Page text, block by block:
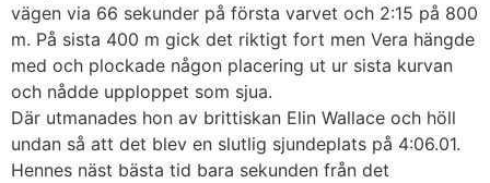
vägen via 66 sekunder på första varvet och 2:15 på 800
m. På sista 400 m gick det riktigt fort men Vera hängde
med och plockade någon placering ut ur sista kurvan
och nådde upploppet som sjua.
Där utmanades hon av brittiskan Elin Wallace och höll
undan så att det blev en slutlig sjundeplats på 4:06.01.
Hennes näst bästa tid bara sekunden från det